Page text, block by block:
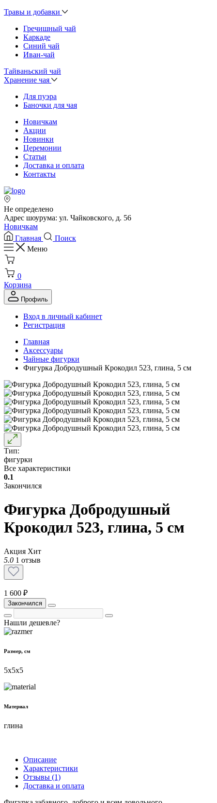
Травы и добавки
Гречишный чай
Каркаде
Синий чай
Иван-чай
Тайваньский чай
Хранение чая
Для пуэра
Баночки для чая
Новичкам
Акции
Новинки
Церемонии
Статьи
Доставка и оплата
Контакты
Не определено
Адрес шоурума: ул. Чайковского, д. 56
Новичкам
Главная
Поиск
Меню
0
Корзина
Профиль
Вход в личный кабинет
Регистрация
Главная
Аксессуары
Чайные фигурки
Фигурка Добродушный Крокодил 523, глина, 5 см
Тип:
фигурки
Все характеристики
0.1
Закончился
Фигурка Добродушный
Крокодил 523, глина, 5 см
Акция Хит
5.0 1 отзыв
1 600 ₽
Закончился
Нашли дешевле?
Размер, см
5х5х5
Материал
глина
Описание
Характеристики
Отзывы (1)
Доставка и оплата